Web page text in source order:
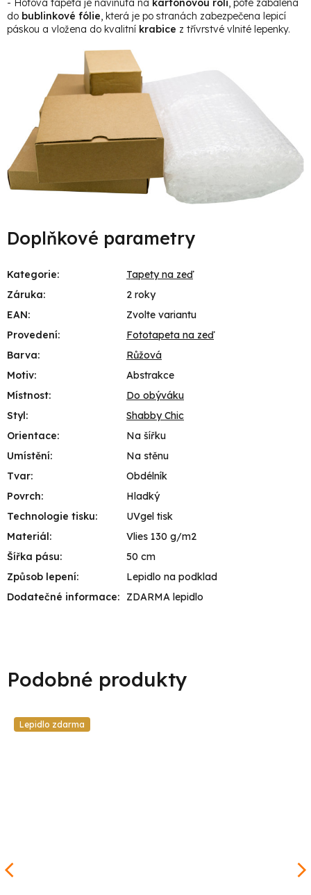
- Hotová tapeta je navinuta na kartónovou roli, poté zabalena
do bublinkové fólie, která je po stranách zabezpečena lepicí
páskou a vložena do kvalitní krabice z třívrstvé vlnité lepenky.
Doplňkové parametry
Kategorie:
Tapety na zeď
Záruka:
2 roky
EAN:
Zvolte variantu
Provedení:
Fototapeta na zeď
Barva:
Růžová
Motiv:
Abstrakce
Místnost:
Do obýváku
Styl:
Shabby Chic
Orientace:
Na šířku
Umístění:
Na stěnu
Tvar:
Obdélník
Povrch:
Hladký
Technologie tisku:
UVgel tisk
Materiál:
Vlies 130 g/m2
Šířka pásu:
50 cm
Způsob lepení:
Lepidlo na podklad
Dodatečné informace: ZDARMA lepidlo
Lepidlo zdarma